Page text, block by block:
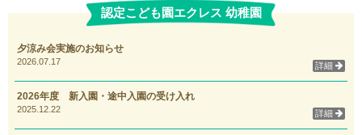
認定こども園エクレス 幼稚園
夕涼み会実施のお知らせ
2026.07.17 詳細
2026年度 新入園・途中入園の受け入れ
2025.12.22 詳細